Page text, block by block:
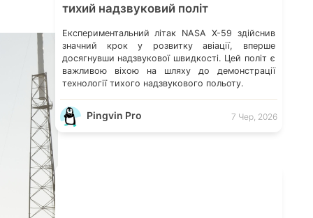
тихий надзвуковий політ
Експериментальний літак NASA X-59 здійснив
значний крок у розвитку авіації, вперше
досягнувши надзвукової швидкості. Цей політ є
важливою віхою на шляху до демонстрації
технології тихого надзвукового польоту.
Pingvin Pro 7 Чер, 2026